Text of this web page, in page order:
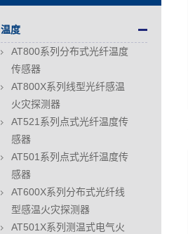
温度
AT800系列分布式光纤温度
传感器
AT800X系列线型光纤感温
火灾探测器
AT521系列点式光纤温度传
感器
AT501系列点式光纤温度传
感器
AT600X系列分布式光纤线
型感温火灾探测器
AT501X系列测温式电气火